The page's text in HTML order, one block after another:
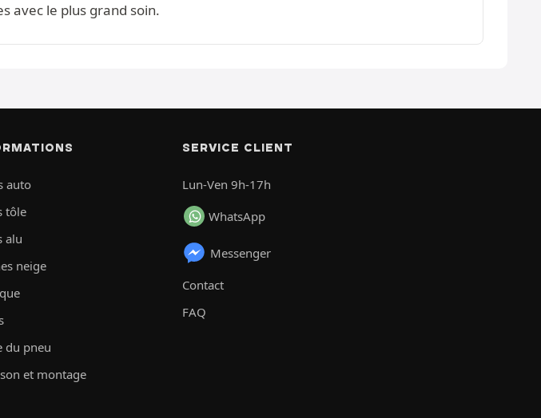
avec le plus grand soin.
auto
tôle
alu
neige
du pneu
et montage
SERVICE CLIENT
Lun-Ven 9h-17h
WhatsApp
Messenger
Contact
FAQ